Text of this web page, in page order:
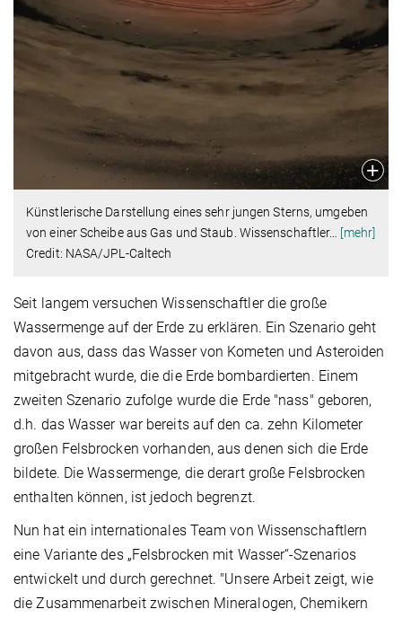
Künstlerische Darstellung eines sehr jungen Sterns, umgeben
von einer Scheibe aus Gas und Staub. Wissenschaftler… [mehr]
Credit: NASA/JPL-Caltech
Seit langem versuchen Wissenschaftler die große
Wassermenge auf der Erde zu erklären. Ein Szenario geht
davon aus, dass das Wasser von Kometen und Asteroiden
mitgebracht wurde, die die Erde bombardierten. Einem
zweiten Szenario zufolge wurde die Erde "nass" geboren,
d.h. das Wasser war bereits auf den ca. zehn Kilometer
großen Felsbrocken vorhanden, aus denen sich die Erde
bildete. Die Wassermenge, die derart große Felsbrocken
enthalten können, ist jedoch begrenzt.
Nun hat ein internationales Team von Wissenschaftlern
eine Variante des „Felsbrocken mit Wasser“-Szenarios
entwickelt und durch gerechnet. "Unsere Arbeit zeigt, wie
die Zusammenarbeit zwischen Mineralogen, Chemikern